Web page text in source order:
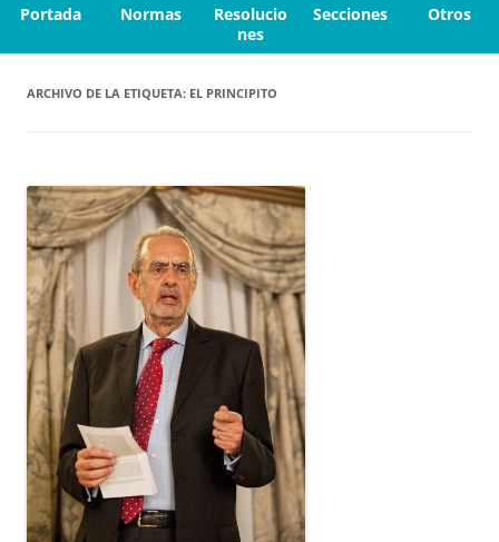
Portada Normas
Resolucio
nes
Secciones Otros
ARCHIVO DE LA ETIQUETA: EL PRINCIPITO